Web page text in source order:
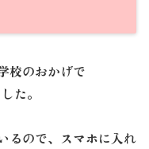
校のおかげで
た。
るので、スマホに入れ